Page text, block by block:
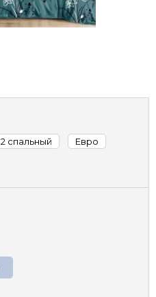
2 спальный
Евро